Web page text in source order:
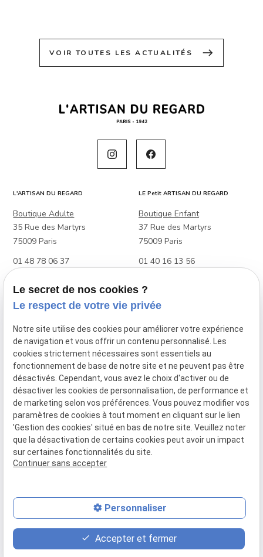
VOIR TOUTES LES ACTUALITÉS east
L'ARTISAN DU REGARD
Boutique Adulte
35 Rue des Martyrs
75009 Paris
01 48 78 06 37
Boutique Adulte & Enfant
88 Rue Raymond Losserand
01 45 39 27 48
LE Petit ARTISAN DU REGARD
Boutique Enfant
37 Rue des Martyrs
75009 Paris
01 40 16 13 56
VOTRE OPTICIEN
Lunettes de vue
Lunettes de soleil
LIENS UTILES
Plan du site
Mentions légales
Politique de confidentialité
star
Nos créateurs
contact_page
Contact
place
Le secret de nos cookies ?
Le respect de votre vie privée
Notre site utilise des cookies pour améliorer votre expérience
de navigation et vous offrir un contenu personnalisé. Les
cookies strictement nécessaires sont essentiels au
fonctionnement de base de notre site et ne peuvent pas être
désactivés. Cependant, vous avez le choix d'activer ou de
désactiver les cookies de personnalisation, de performance et
de marketing selon vos préférences. Vous pouvez modifier vos
paramètres de cookies à tout moment en cliquant sur le lien
'Gestion des cookies' situé en bas de notre site. Veuillez noter
que la désactivation de certains cookies peut avoir un impact
sur certaines fonctionnalités du site.
Continuer sans accepter
Personnaliser
Accepter et fermer